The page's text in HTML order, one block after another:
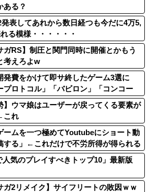
ある？
表してあれから数日経つも今だに4万5,
る模様・・・・・・
ガRS】制圧と関門同時に開催とかもう
考えろよw
発費をかけて即サ終したゲーム3選に
プロトコル」「バビロン」「コンコー
】ウマ娘はユーザーが戻ってくる要素が
これ
ームを一つ極めてYoutubeにショート動
する」←これだけで不労所得が得られる
人気のプレイすべきトップ10」最新版
ガ2リメイク】サイフリートの敗因ｗｗ